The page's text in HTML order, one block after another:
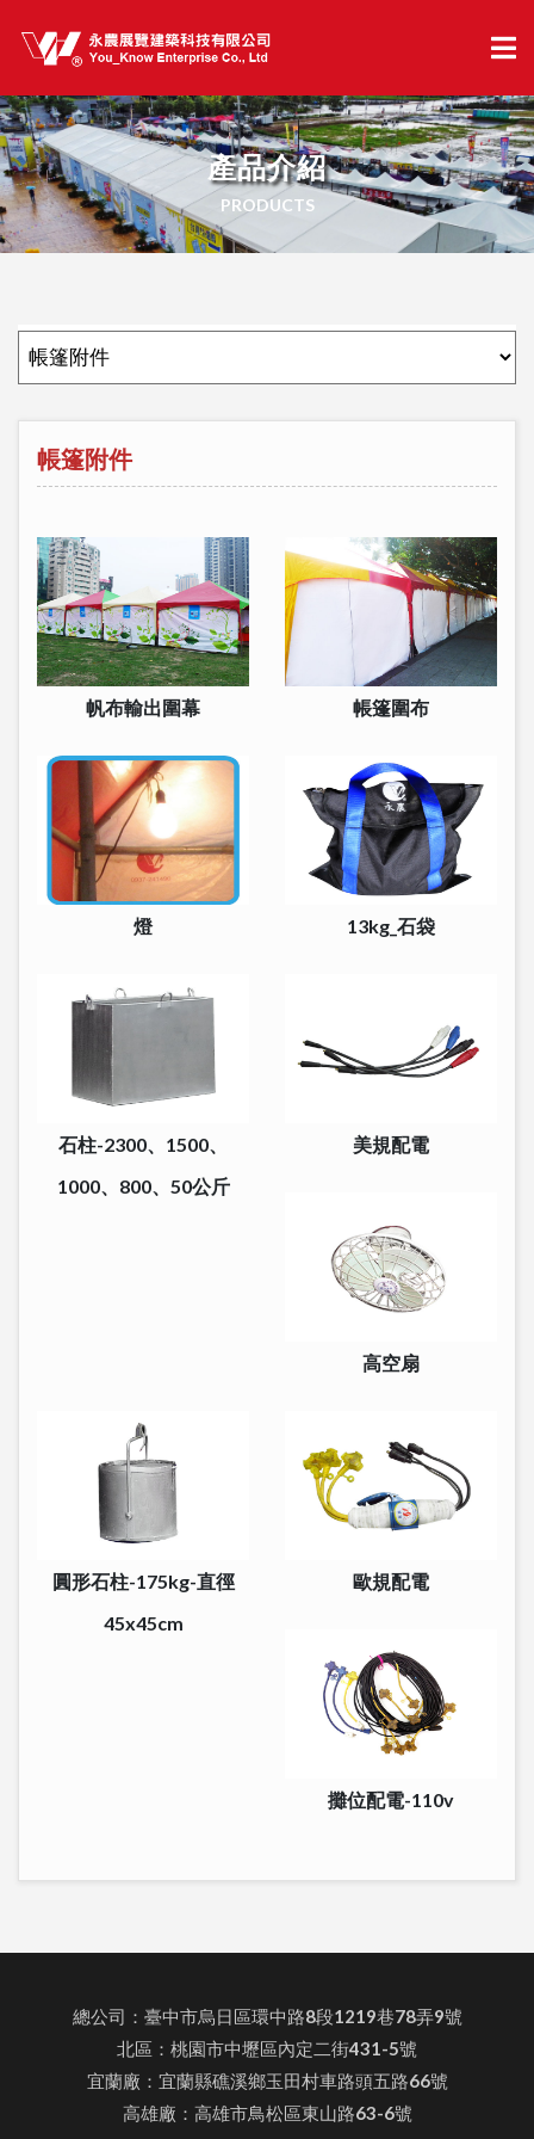
產品介紹
PRODUCTS
帳篷附件
帆布輸出圍幕 帳篷圍布
燈 13kg_石袋
石柱-2300、1500、
1000、800、50公斤
美規配電
高空扇
圓形石柱-175kg-直徑
45x45cm
歐規配電
攤位配電-110v
總公司：臺中市烏日區環中路8段1219巷78弄9號
北區：桃園市中壢區內定二街431-5號
宜蘭廠：宜蘭縣礁溪鄉玉田村車路頭五路66號
高雄廠：高雄市鳥松區東山路63-6號